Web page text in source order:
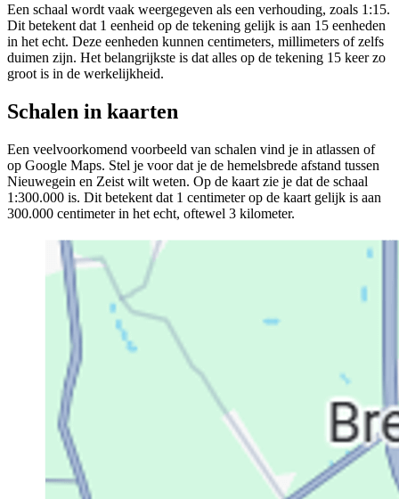
Een schaal wordt vaak weergegeven als een verhouding, zoals 1:15.
Dit betekent dat 1 eenheid op de tekening gelijk is aan 15 eenheden
in het echt. Deze eenheden kunnen centimeters, millimeters of zelfs
duimen zijn. Het belangrijkste is dat alles op de tekening 15 keer zo
groot is in de werkelijkheid.
Schalen in kaarten
Een veelvoorkomend voorbeeld van schalen vind je in atlassen of
op Google Maps. Stel je voor dat je de hemelsbrede afstand tussen
Nieuwegein en Zeist wilt weten. Op de kaart zie je dat de schaal
1:300.000 is. Dit betekent dat 1 centimeter op de kaart gelijk is aan
300.000 centimeter in het echt, oftewel 3 kilometer.